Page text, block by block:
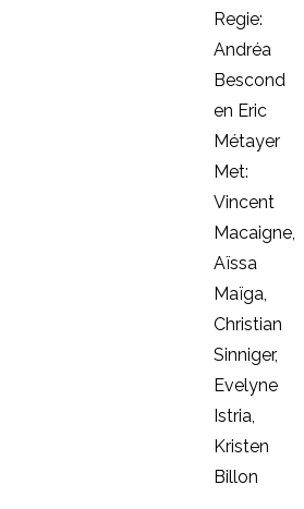
Regie:
Andréa
Bescond
en Eric
Métayer
Met:
Vincent
Macaigne,
Aïssa
Maïga,
Christian
Sinniger,
Evelyne
Istria,
Kristen
Billon